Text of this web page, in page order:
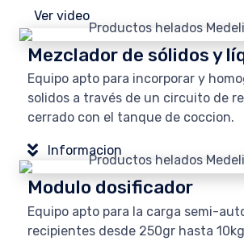
Ver video
Mezclador de sólidos y
Equipo apto para incorporar y
solidos a través de un circuito de
cerrado con el tanque de coccion.
Informacion
Modulo dosificador
Equipo apto para la carga semi-
recipientes desde 250gr hasta